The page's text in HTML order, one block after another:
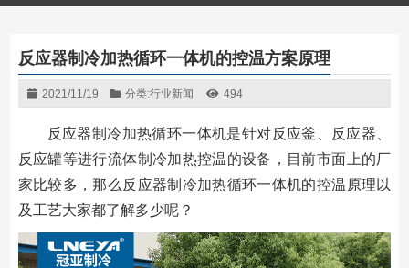
反应器制冷加热循环一体机的控温方案原理
2021/11/19 分类:行业新闻 494
反应器制冷加热循环一体机是针对反应釜、反应器、
反应罐等进行流体制冷加热控温的设备，目前市面上的厂
家比较多，那么反应器制冷加热循环一体机的控温原理以
及工艺大家都了解多少呢？